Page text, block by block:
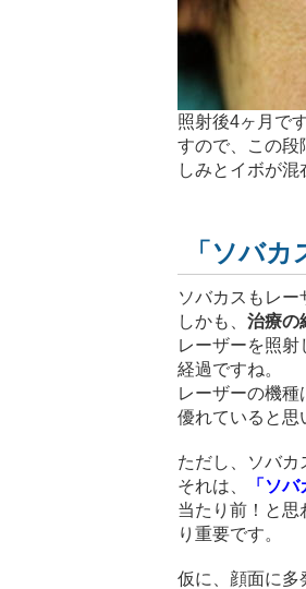
照射後4ヶ月で
すので、この段
しみとイボが
「ソバ
ソバカスもレ
しかも、 治療の
レーザーを照
経過ですね。
レーザーの機
優れていると思
ただし、ソバ
それは、
「ソ
当たり前！と
り重要です。
仮に、顔面に多